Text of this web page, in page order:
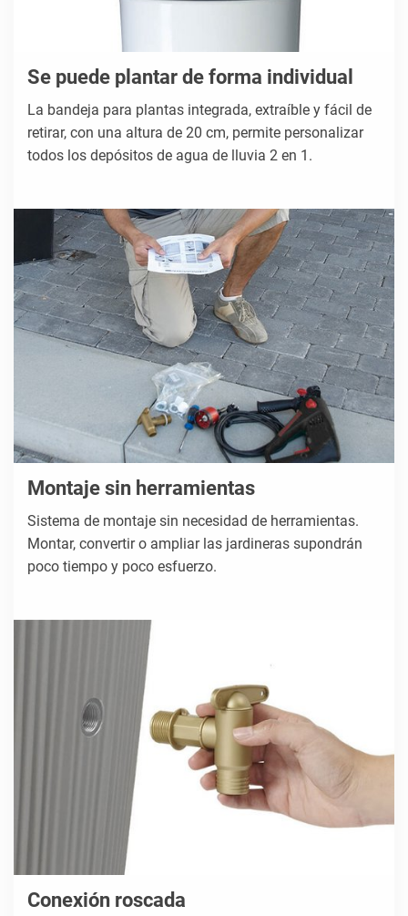
Se puede plantar de forma individual
La bandeja para plantas integrada, extraíble y fácil de
retirar, con una altura de 20 cm, permite personalizar
todos los depósitos de agua de lluvia 2 en 1.
Montaje sin herramientas
Sistema de montaje sin necesidad de herramientas.
Montar, convertir o ampliar las jardineras supondrán
poco tiempo y poco esfuerzo.
Conexión roscada